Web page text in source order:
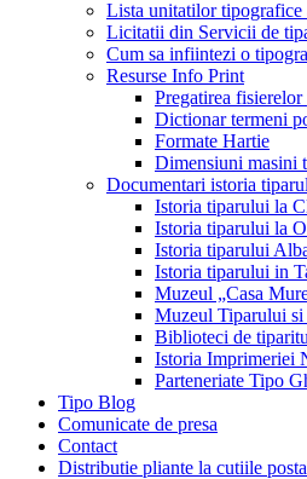
Lista unitatilor tipografice
Licitatii din Servicii de
Cum sa infiintezi o
Resurse Info Print
Pregatirea
Dictionar termeni
Formate Hartie
Dimensiuni masini
Documentari istoria
Istoria tiparului la
Istoria tiparului la
Istoria tiparului
Istoria tiparului in
Muzeul „Casa
Muzeul Tiparului
Biblioteci de
Istoria Imprimeriei
Parteneriate Tipo
Tipo Blog
Comunicate de presa
Contact
Distributie pliante la cutiile